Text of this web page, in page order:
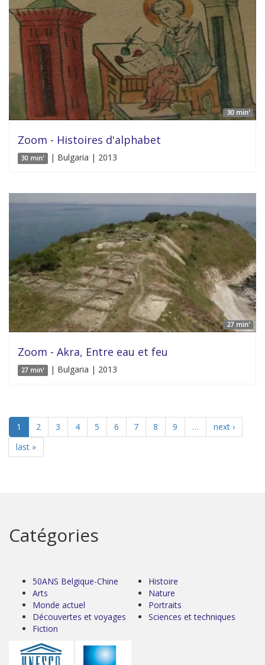
30 min'
Zoom - Histoires d'alphabet
30 min' | Bulgaria | 2013
27 min'
Zoom - Akra, Entre eau et feu
27 min' | Bulgaria | 2013
1 2 3 4 5 6 7 8 9 …
next ›
last »
Catégories
50ANS Belgique-Chine
Arts
Monde actuel
Découvertes et voyages
Fiction
Histoire
Nature
Portraits
Sciences et techniques